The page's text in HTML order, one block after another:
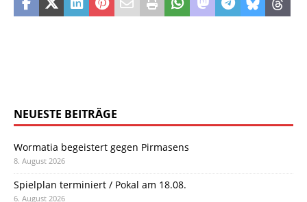
NEUESTE BEITRÄGE
Wormatia begeistert gegen Pirmasens
8. August 2026
Spielplan terminiert / Pokal am 18.08.
6. August 2026